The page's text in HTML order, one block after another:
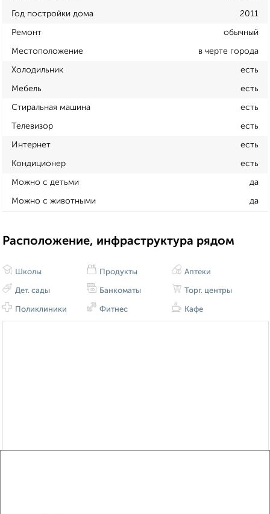
Год постройки дома 2011
Ремонт обычный
Местоположение в черте города
Холодильник есть
Мебель есть
Стиральная машина есть
Телевизор есть
Интернет есть
Кондиционер есть
Можно с детьми да
Можно с животными да
Расположение, инфраструктура рядом
Школы
Дет. сады
Поликлиники
Продукты
Банкоматы
Фитнес
Аптеки
Торг. центры
Кафе